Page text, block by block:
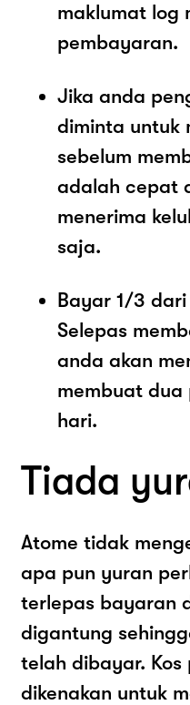
maklumat log
pembayaran.
Jika anda
diminta untuk
sebelum
adalah cepat
menerima
saja.
Bayar 1/3
Selepas
anda akan
membuat dua
hari.
Tiada
Atome tidak
apa pun yuran
terlepas bayaran
digantung
telah dibayar.
dikenakan untuk